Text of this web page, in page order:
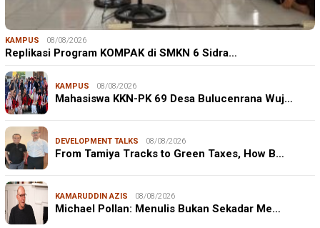
KAMPUS 08/08/2026
Replikasi Program KOMPAK di SMKN 6 Sidra…
KAMPUS 08/08/2026
Mahasiswa KKN-PK 69 Desa Bulucenrana Wuj…
DEVELOPMENT TALKS 08/08/2026
From Tamiya Tracks to Green Taxes, How B…
KAMARUDDIN AZIS 08/08/2026
Michael Pollan: Menulis Bukan Sekadar Me…